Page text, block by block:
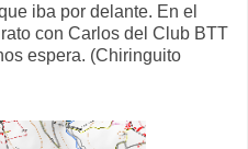
iba por delante. En el
con Carlos del Club BTT
espera. (Chiringuito